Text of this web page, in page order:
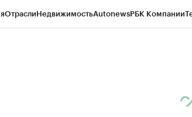
ОтраслиНедвижимостьAutonewsРБК Компании